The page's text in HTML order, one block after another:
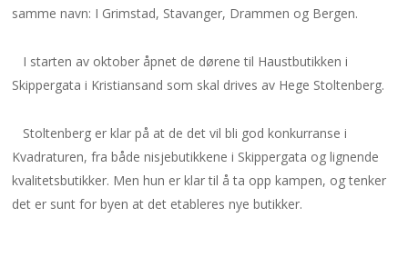
samme navn: I Grimstad, Stavanger, Drammen og Bergen.
I starten av oktober åpnet de dørene til Haustbutikken i
Skippergata i Kristiansand som skal drives av Hege Stoltenberg.
Stoltenberg er klar på at de det vil bli god konkurranse i
Kvadraturen, fra både nisjebutikkene i Skippergata og lignende
kvalitetsbutikker. Men hun er klar til å ta opp kampen, og tenker
det er sunt for byen at det etableres nye butikker.